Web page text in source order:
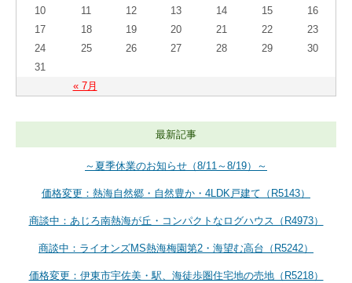
« 7月
10
11 12 13 14 15
16
17
18 19 20 21 22
23
24
25 26 27 28 29
30
31
最新記事
～夏季休業のお知らせ（8/11～8/19）～
価格変更：熱海自然郷・自然豊か・4LDK戸建て（R5143）
商談中：あじろ南熱海が丘・コンパクトなログハウス（R4973）
商談中：ライオンズMS熱海梅園第2・海望む高台（R5242）
価格変更：伊東市宇佐美・駅、海徒歩圏住宅地の売地（R5218）